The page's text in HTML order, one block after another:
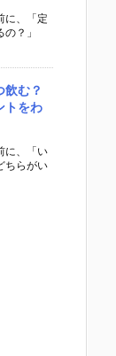
に、「定
？」
む？
トをわ
に、「い
ちらがい